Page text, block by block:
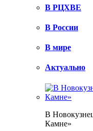
В РЦХВЕ
В России
В мире
Актуально
В
Камне»